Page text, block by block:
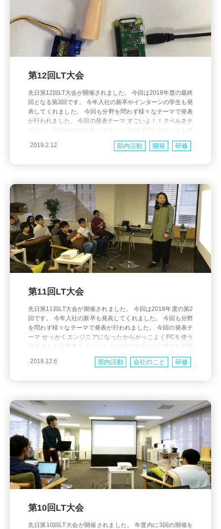
第12回LT大会
先日第12回LT大会が開催されました。 今回は2018年度の最終
回となる第3回です。 今年入社の新卒やインターンの学生も発
表してくれました。 今回も分野を問わず様々なテーマで発表
が行われました。 今回の発表テーマ すごいよ！！クベルネテ
スさん～Kubernetesを使ってみた～ Paid TiDD ラズパイを使
ってサーバのボタンを遠隔でポチる指を作る インターン生に
よる、 楽しいAR開発の
2019.2.12 開発
部内活動 研修
第11回LT大会
先日第11回LT大会が開催されました。 今回は2018年度の第2
回です。 今年入社の新卒も発表してくれました。 今回も分野
を問わず様々なテーマで発表が行われました。 今回の発表テ
ーマ せっかくエンジニアになったからかっこよくPCを使う
単体テスト仕様書ファースト Google Cardboard SDKを利用
したVR開発 人狼GAME 開発環境 on Ubuntu18 on NUC zab
2018.12.6 会社のこと
部内活動 研修
第10回LT大会
先日第10回LT大会が開催されました。 年度内に3回の開催を